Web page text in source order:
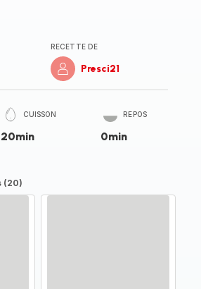
RECETTE DE
Presci21
CUISSON
20min
REPOS
0min
(20)